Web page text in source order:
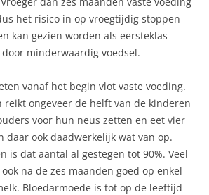
het risico in op vroegtijdig stoppen
kan gezien worden als eersteklas
minderwaardig voedsel.
vanaf het begin vlot vaste voeding.
reikt ongeveer de helft van de kinderen
voor hun neus zetten en eet vier
daar ook daadwerkelijk wat van op.
is dat aantal al gestegen tot 90%. Veel
na de zes maanden goed op enkel
Bloedarmoede is tot op de leeftijd